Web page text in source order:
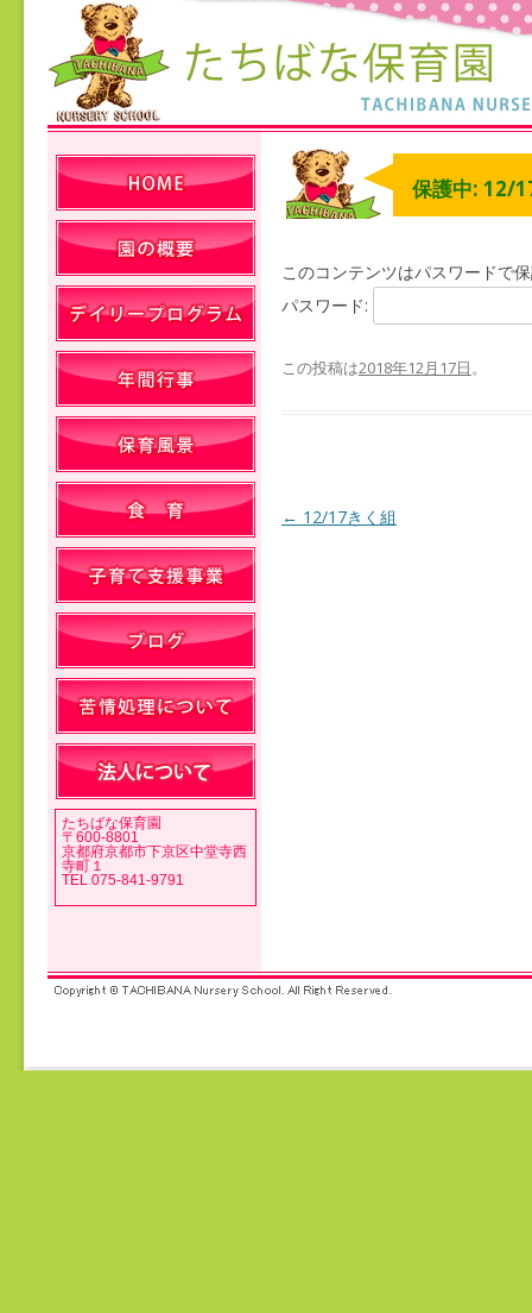
保護中: 12/
このコンテンツはパスワードで
パスワード:
この投稿は2018年12月17日。
投稿ナビゲーション
← 12/17きく組
たちばな保育園
〒600-8801
京都府京都市下京区中堂寺西
寺町１
TEL 075-841-9791